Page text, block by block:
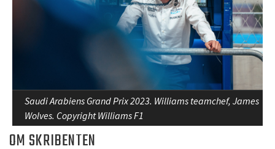
Saudi Arabiens Grand Prix 2023. Williams teamchef, James
Wolves. Copyright Williams F1
OM SKRIBENTEN